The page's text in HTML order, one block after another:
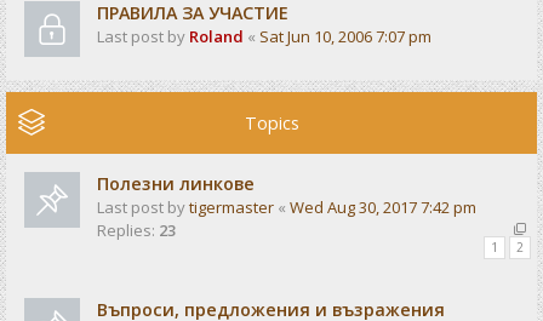
ПРАВИЛА ЗА УЧАСТИЕ
Last post by Roland « Sat Jun 10, 2006 7:07 pm
Topics
Полезни линкове
Last post bytigermaster « Wed Aug 30, 2017 7:42 pm
Replies: 23
1 2
Въпроси, предложения и възражения